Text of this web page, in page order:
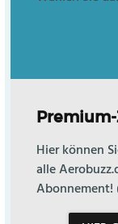
Hier können
alle
Abonnement!